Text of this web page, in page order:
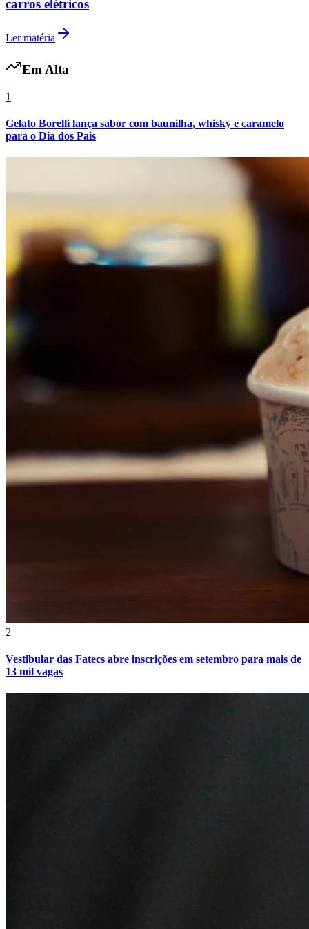
Fluminense
carros elétricos
Ler matéria
Em Alta
1
Gelato Borelli lança sabor com baunilha, whisky e caramelo
para o Dia dos Pais
2
Vestibular das Fatecs abre inscrições em setembro para mais de
13 mil vagas